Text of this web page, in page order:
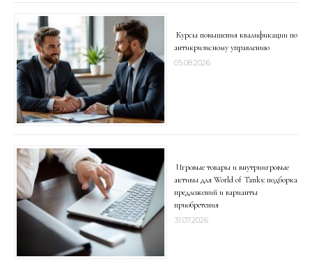
Курсы повышения квалификации по
антикризисному управлению
05.08.2026
Игровые товары и внутриигровые
активы для World of Tanks: подборка
предложений и варианты
приобретения
31.07.2026